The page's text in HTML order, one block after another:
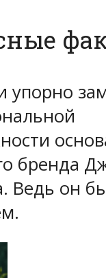
упорно
бренда
Ведь он